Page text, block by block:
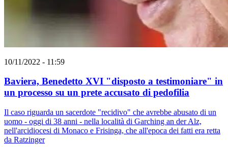
10/11/2022 - 11:59
Baviera, Benedetto XVI "disposto a testimoniare" in
un processo su un prete accusato di pedofilia
Il caso riguarda un sacerdote "recidivo" che avrebbe abusato di un
uomo - oggi di 38 anni - nella località di Garching an der Alz,
nell'arcidiocesi di Monaco e Frisinga, che all'epoca dei fatti era retta
da Ratzinger